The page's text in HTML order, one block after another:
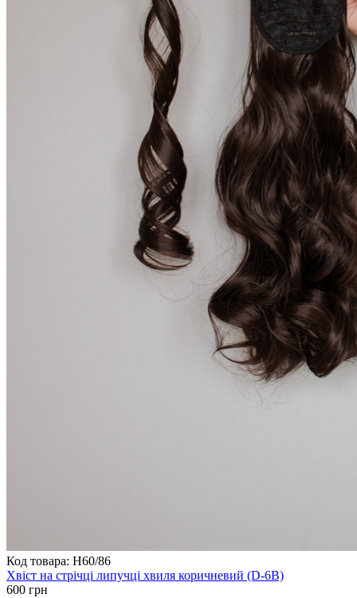
Код товара: H60/86
Хвіст на стрічці липучці хвиля коричневий (D-6B)
600 грн